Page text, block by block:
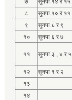
७ सुनपा १४ र १५
८
सुनपा १० र ११
९
सुनपा ८ र ९
१०
सुनपा ६ र ७
११ सुनपा ३ , ४ र ५
१२
सुनपा १ र २
१३
१४